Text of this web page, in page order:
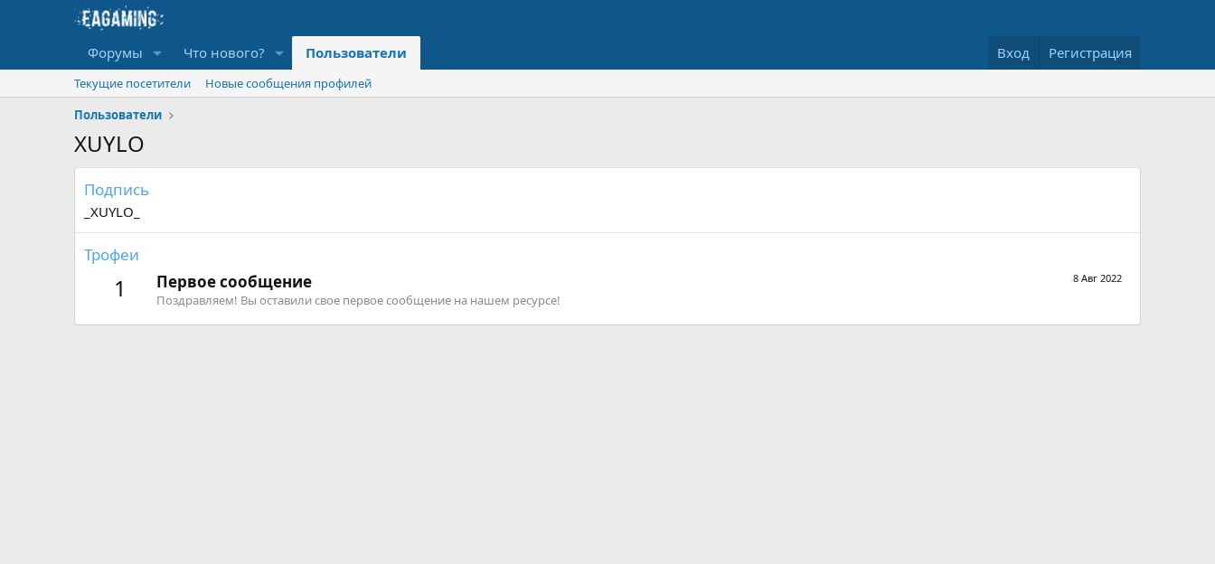
Форумы Что нового? Пользователи Вход Регистрация
Текущие посетители
Новые сообщения профилей
Пользователи
XUYLO
Подпись
_XUYLO_
Трофеи
1 8 Авг 2022
Первое сообщение
Поздравляем! Вы оставили свое первое сообщение на нашем ресурсе!